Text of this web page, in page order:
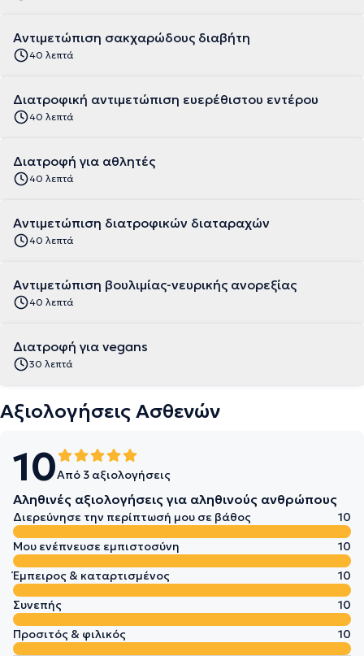
Αντιμετώπιση σακχαρώδους διαβήτη
40 λεπτά
Διατροφική αντιμετώπιση ευερέθιστου εντέρου
40 λεπτά
Διατροφή για αθλητές
40 λεπτά
Αντιμετώπιση διατροφικών διαταραχών
40 λεπτά
Αντιμετώπιση βουλιμίας-νευρικής ανορεξίας
40 λεπτά
Διατροφή για vegans
30 λεπτά
Αξιολογήσεις Ασθενών
10Από 3 αξιολογήσεις
Αληθινές αξιολογήσεις για αληθινούς ανθρώπους
Διερεύνησε την περίπτωσή μου σε βάθος
10
Μου ενέπνευσε εμπιστοσύνη
10
Έμπειρος & καταρτισμένος
10
Συνεπής
10
Προσιτός & φιλικός
10